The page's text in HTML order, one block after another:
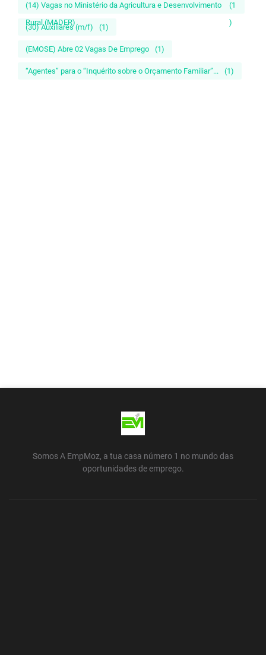
(14) Vagas no Ministério da Agricultura e Desenvolvimento
Rural (MADER)
(1
)
(30) Auxiliares (m/f) (1)
(EMOSE) Abre 02 Vagas De Emprego (1)
“Agentes” para o “Inquérito sobre o Orçamento Familiar”... (1)
Somos A EmpMoz, a tua casa número 1 no mundo das
oportunidades de emprego.